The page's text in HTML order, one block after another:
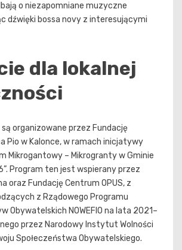
o niezapomniane muzyczne
dźwięki bossa novy z interesującymi
dla lokalnej
organizowane przez Fundację
Pio w Kalonce, w ramach inicjatywy
Mikrogantowy – Mikrogranty w Gminie
Program ten jest wspierany przez
oraz Fundację Centrum OPUS, z
z Rządowego Programu
Obywatelskich NOWEFIO na lata 2021–
przez Narodowy Instytut Wolności
Społeczeństwa Obywatelskiego.